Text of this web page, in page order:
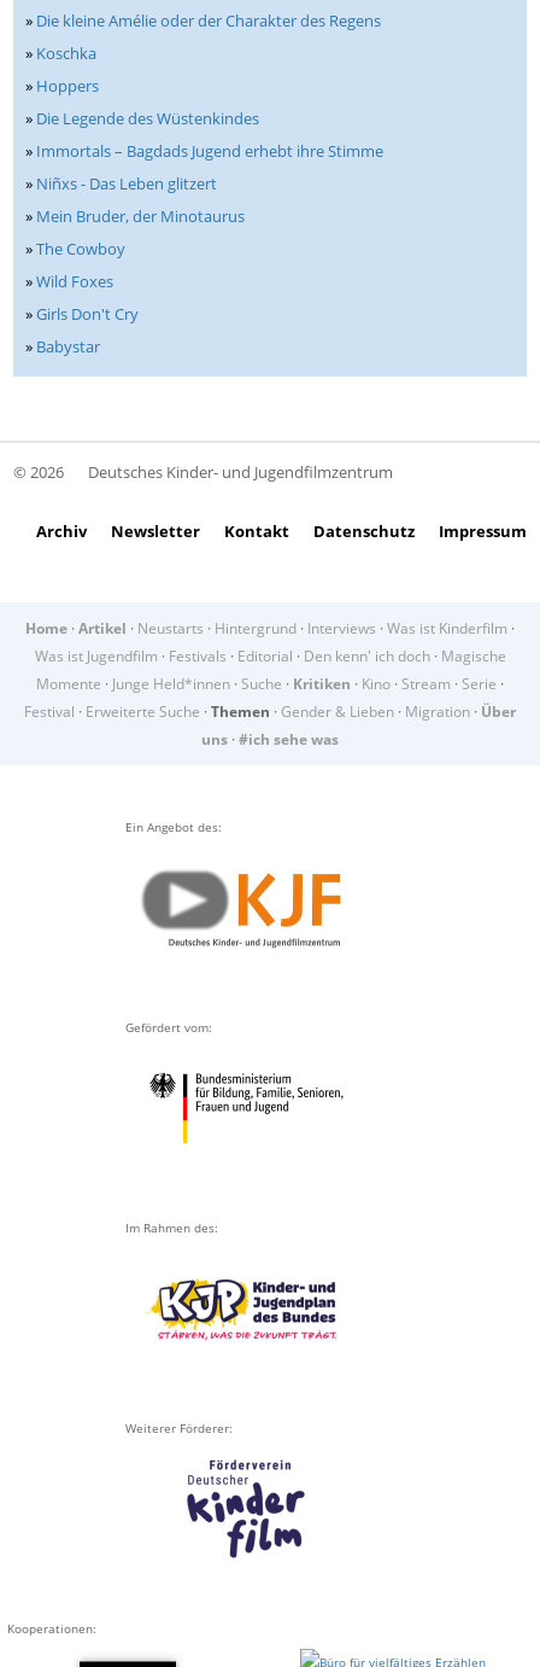
» Die kleine Amélie oder der Charakter des Regens
» Koschka
» Hoppers
» Die Legende des Wüstenkindes
» Immortals – Bagdads Jugend erhebt ihre Stimme
» Niñxs - Das Leben glitzert
» Mein Bruder, der Minotaurus
»The Cowboy
»Wild Foxes
»Girls Don't Cry
» Babystar
© 2026 Deutsches Kinder- und Jugendfilmzentrum
Archiv Newsletter Kontakt Datenschutz Impressum
Home · Artikel · Neustarts · Hintergrund · Interviews · Was ist Kinderfilm ·
Was ist Jugendfilm · Festivals · Editorial · Den kenn' ich doch· Magische
Momente · Junge Held*innen · Suche · Kritiken · Kino · Stream · Serie ·
Festival · Erweiterte Suche · Themen · Gender & Lieben · Migration · Über
uns · #ich sehe was
Ein Angebot des:
Gefördert vom:
Im Rahmen des:
Weiterer Förderer:
Kooperationen: